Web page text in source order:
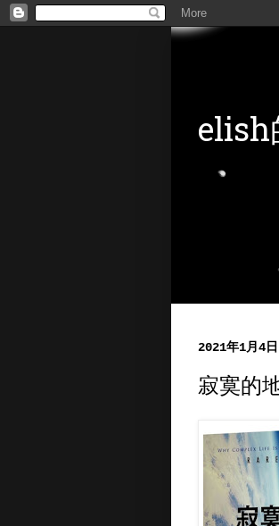
elish
2021年1月4日
寂寞的